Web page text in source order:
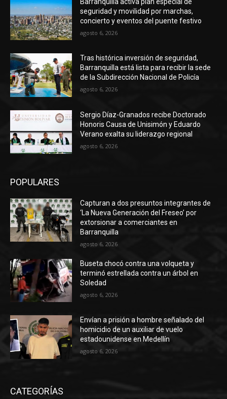
seguridad y movilidad por marchas,
concierto y eventos del puente festivo
agosto 6, 2026
Tras histórica inversión de seguridad,
Barranquilla está lista para recibir la sede
de la Subdirección Nacional de Policía
agosto 6, 2026
Sergio Díaz-Granados recibe Doctorado
Honoris Causa de Unisimón y Eduardo
Verano exalta su liderazgo regional
agosto 6, 2026
POPULARES
Capturan a dos presuntos integrantes de
‘La Nueva Generación del Freseo’ por
extorsionar a comerciantes en
Barranquilla
agosto 6, 2026
Buseta chocó contra una volqueta y
terminó estrellada contra un árbol en
Soledad
agosto 6, 2026
Envían a prisión a hombre señalado del
homicidio de un auxiliar de vuelo
estadounidense en Medellín
agosto 6, 2026
CATEGORÍAS